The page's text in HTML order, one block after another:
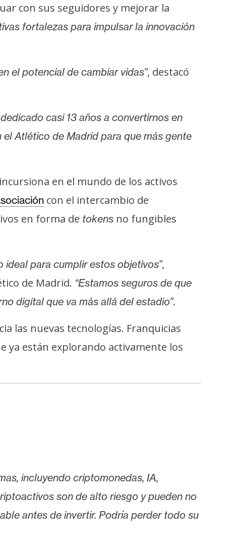
con sus seguidores y mejorar la
fortalezas para impulsar la innovación
el potencial de cambiar vidas”, destacó
casi 13 años a convertirnos en
Atlético de Madrid para que más gente
en el mundo de los activos
con el intercambio de
en forma de tokens no fungibles
para cumplir estos objetivos”,
de Madrid. “Estamos seguros de que
digital que va más allá del estadio”.
las nuevas tecnologías. Franquicias
ya están explorando activamente los
incluyendo criptomonedas, IA,
son de alto riesgo y pueden no
antes de invertir. Podría perder todo su